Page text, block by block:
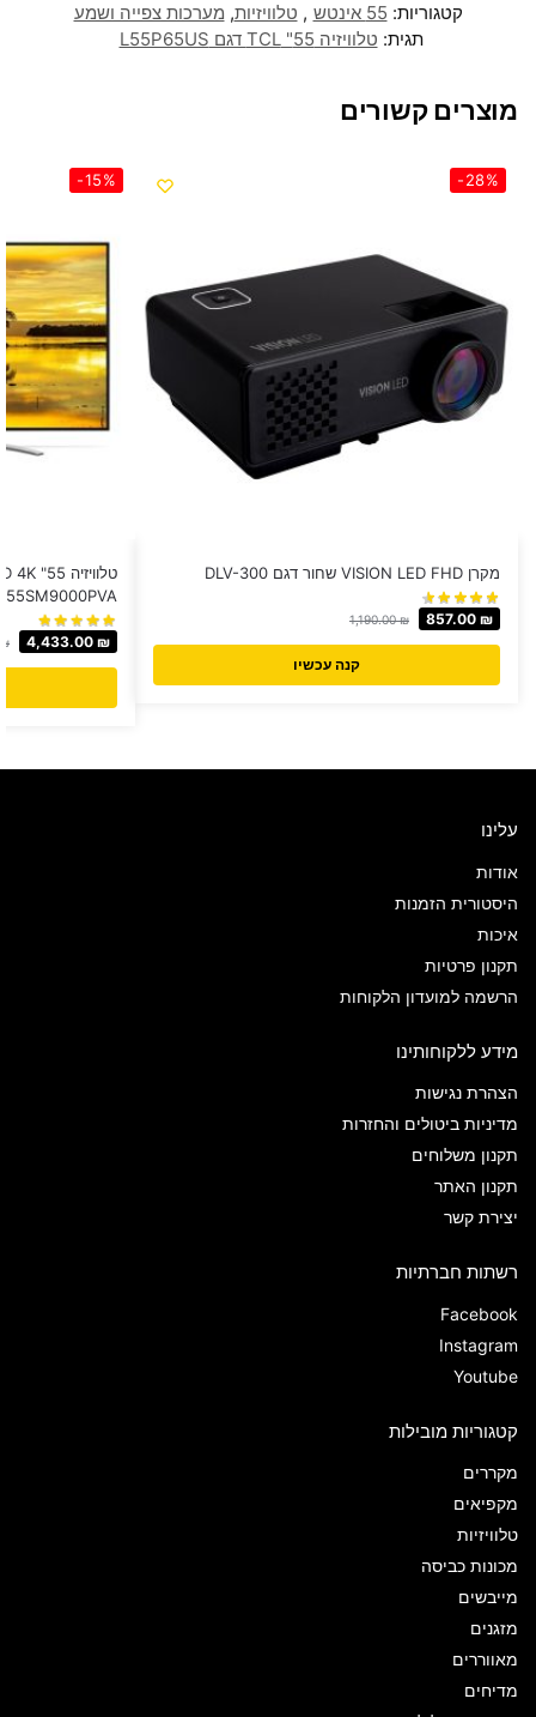
קטגוריות: 55 אינטש , טלוויזיות, מערכות צפייה ושמע
תגית: טלוויזיה 55" TCL דגם L55P65US
מוצרים קשורים
-28%
מקרן VISION LED FHD שחור דגם DLV-300
1,190.00₪ 857.00 ₪
קנה עכשיו
-15%
55SM9000PVA
₪ 4,433.00 ₪
עלינו
אודות
היסטורית הזמנות
איכות
תקנון פרטיות
הרשמה למועדון הלקוחות
מידע ללקוחותינו
הצהרת נגישות
מדיניות ביטולים והחזרות
תקנון משלוחים
תקנון האתר
יצירת קשר
רשתות חברתיות
Facebook
Instagram
Youtube
קטגוריות מובילות
מקררים
מקפיאים
טלוויזיות
מכונות כביסה
מייבשים
מזגנים
מאווררים
מדיחים